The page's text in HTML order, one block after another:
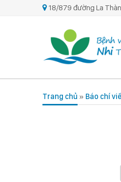
18/879 đường La
Trang chủ » Báo chí